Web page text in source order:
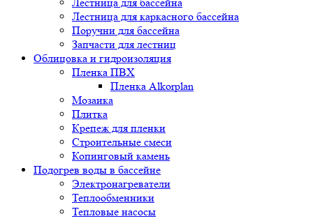
Лестница для бассейна
Лестница для каркасного бассейна
Поручни для бассейна
Запчасти для лестниц
Облицовка и гидроизоляция
Пленка ПВХ
Пленка Alkorplan
Мозаика
Плитка
Крепеж для пленки
Строительные смеси
Копинговый камень
Подогрев воды в бассейне
Электронагреватели
Теплообменники
Тепловые насосы